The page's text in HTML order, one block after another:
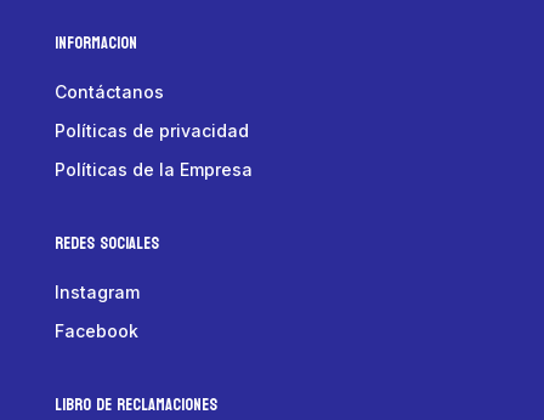
Informacion
Contáctanos
Políticas de privacidad
Políticas de la Empresa
Redes Sociales
Instagram
Facebook
LIBRO DE RECLAMACIONES